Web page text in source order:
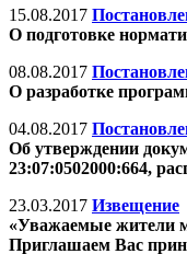
15.08.2017
О подготовке
08.08.2017
О разработке
04.08.2017
Об утверждении
23:07:0502000:664,
23.03.2017 Извещение
«Уважаемые жители
Приглашаем Вас